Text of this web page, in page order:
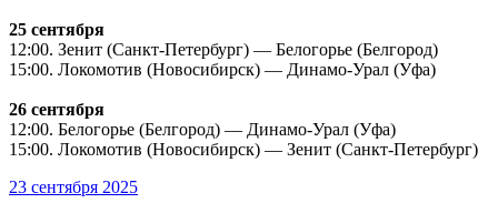
25 сентября
12:00. Зенит (Санкт-Петербург) — Белогорье (Белгород)
15:00. Локомотив (Новосибирск) — Динамо-Урал (Уфа)
26 сентября
12:00. Белогорье (Белгород) — Динамо-Урал (Уфа)
15:00. Локомотив (Новосибирск) — Зенит (Санкт-Петербург)
23 сентября 2025